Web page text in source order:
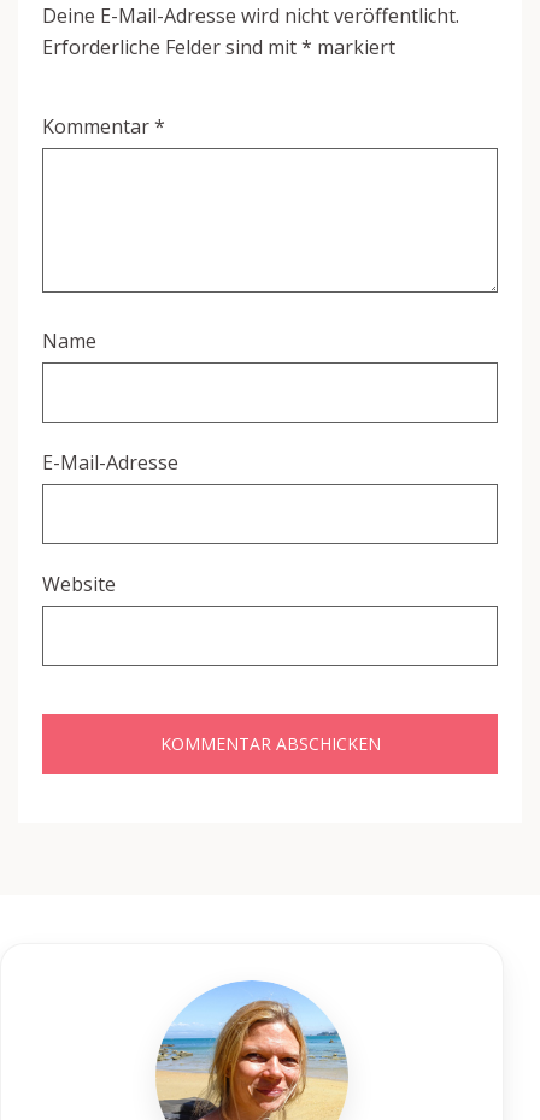
Deine E-Mail-Adresse wird nicht veröffentlicht.
Erforderliche Felder sind mit* markiert
Kommentar*
Name
E-Mail-Adresse
Website